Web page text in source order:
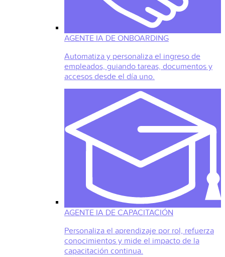
AGENTE IA DE ONBOARDING
Automatiza y personaliza el ingreso de
empleados, guiando tareas, documentos y
accesos desde el día uno.
AGENTE IA DE CAPACITACIÓN
Personaliza el aprendizaje por rol, refuerza
conocimientos y mide el impacto de la
capacitación continua.